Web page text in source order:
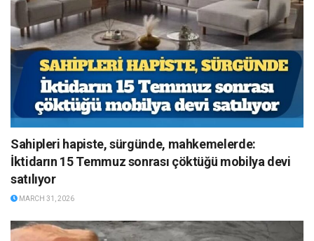
Sahipleri hapiste, sürgünde, mahkemelerde:
İktidarın 15 Temmuz sonrası çöktüğü mobilya devi
satılıyor
MARCH 31, 2026